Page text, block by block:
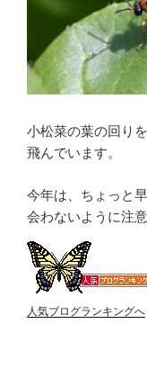
小松菜の葉の回り
飛んでいます。
今年は、ちょっと
会わないように注
人気ブログランキングへ